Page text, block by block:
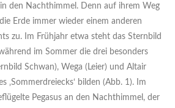
den Nachthimmel. Denn auf ihrem Weg
Erde immer wieder einem anderen
zu. Im Frühjahr etwa steht das Sternbild
im Sommer die drei besonders
Schwan), Wega (Leier) und Altair
‚Sommerdreiecks‘ bilden (Abb. 1). Im
Pegasus an den Nachthimmel, der